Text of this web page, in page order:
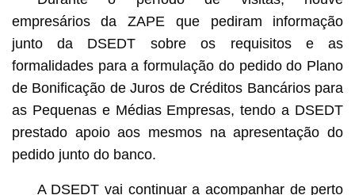
empresários da ZAPE que pediram informação
junto da DSEDT sobre os requisitos e as
formalidades para a formulação do pedido do Plano
de Bonificação de Juros de Créditos Bancários para
as Pequenas e Médias Empresas, tendo a DSEDT
prestado apoio aos mesmos na apresentação do
pedido junto do banco.
A DSEDT vai continuar a acompanhar de perto